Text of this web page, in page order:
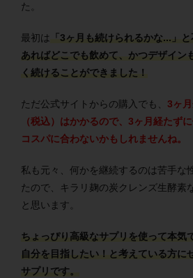
た。
最初は
「3ヶ月も続けられるかな...」
あればどこでも飲めて、かつデザイン
く続けることができました！
ただ公式サイトからの購入でも、 3ヶ
（税込）はかかるので、3ヶ月経たず
コスパに合わないかもしれませんね。
私も元々、何かを継続するのは苦手な
たので、キラリ麹の炭クレンズ生酵素
と思います。
ちょっぴり高級なサプリを使って本気
自分を目指したい！と考えている方に
サプリです。